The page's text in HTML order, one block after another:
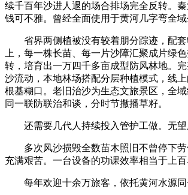
续千百年沙进人退的场合排场完全反转。
钱可不雅。曾经全面使用于黄河几字弯全域
省界两侧植被没有较着朋分踪迹，配套
上，每一株长苗、每一片沙障汇聚成片绿
转，培育出一万四千多亩成型防风林地。
沙流动，本地林场搭配分层种植模式，线
根基糊口。老旧治沙为生态文旅景区，全
同一联防联治和谈，分时节撒播草籽。
还需要几代人持续投入管护工做。无望
多次风沙损毁全数苗木照旧不曾停下劳
充满艰苦。一台设备的功课效率相当于上
每年欢迎十余万旅客，依托黄河水源同